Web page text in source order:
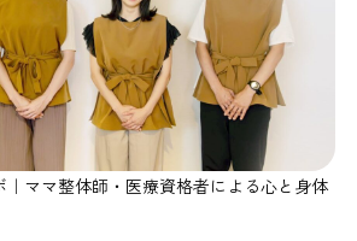
｜ママ整体師・医療資格者による心と身体